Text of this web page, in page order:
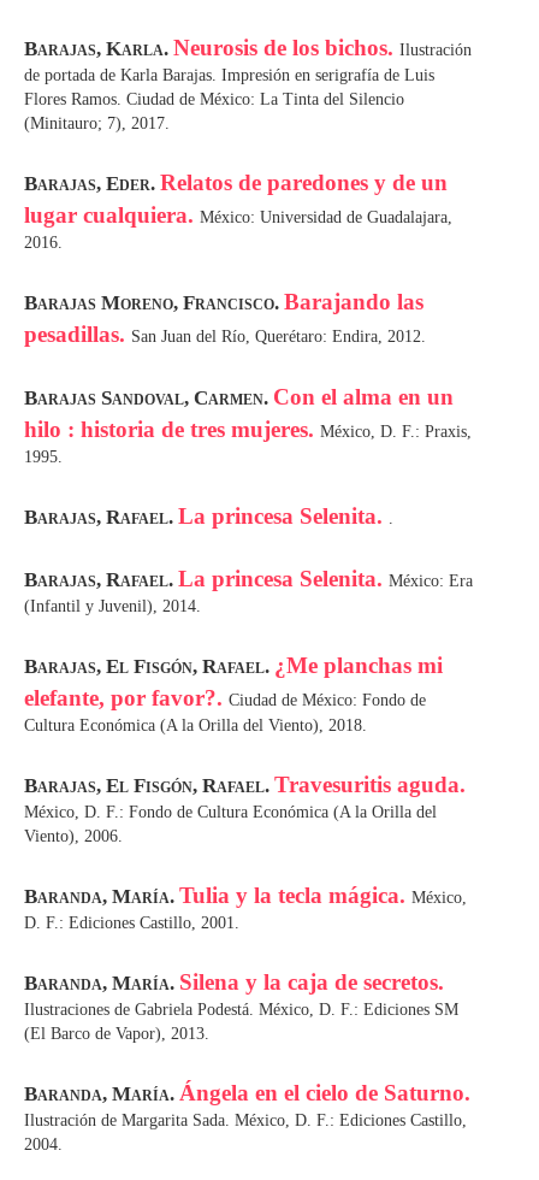
Barajas, Karla. Neurosis de los bichos. Ilustración
de portada de Karla Barajas. Impresión en serigrafía de Luis
Flores Ramos. Ciudad de México: La Tinta del Silencio
(Minitauro; 7), 2017.
Barajas, Eder. Relatos de paredones y de un
lugar cualquiera. México: Universidad de Guadalajara,
2016.
Barajas Moreno, Francisco. Barajando las
pesadillas. San Juan del Río, Querétaro: Endira, 2012.
Barajas Sandoval, Carmen. Con el alma en un
hilo : historia de tres mujeres. México, D. F.: Praxis,
1995.
Barajas, Rafael. La princesa Selenita. .
Barajas, Rafael. La princesa Selenita. México: Era
(Infantil y Juvenil), 2014.
Barajas, El Fisgón, Rafael. ¿Me planchas mi
elefante, por favor?. Ciudad de México: Fondo de
Cultura Económica (A la Orilla del Viento), 2018.
Barajas, El Fisgón, Rafael. Travesuritis aguda.
México, D. F.: Fondo de Cultura Económica (A la Orilla del
Viento), 2006.
Baranda, María. Tulia y la tecla mágica. México,
D. F.: Ediciones Castillo, 2001.
Baranda, María. Silena y la caja de secretos.
Ilustraciones de Gabriela Podestá. México, D. F.: Ediciones SM
(El Barco de Vapor), 2013.
Baranda, María. Ángela en el cielo de Saturno.
Ilustración de Margarita Sada. México, D. F.: Ediciones Castillo,
2004.